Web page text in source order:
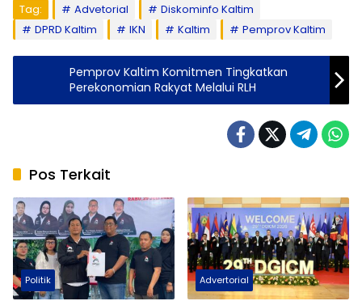
Tag: Advetorial
Diskominfo Kaltim
DPRD Kaltim
IKN Kaltim Pemprov Kaltim
Pemprov Kaltim Komitmen Tingkatkan
Perekonomian Rakyat Melalui RLH
Pos Terkait
Politik Advertorial